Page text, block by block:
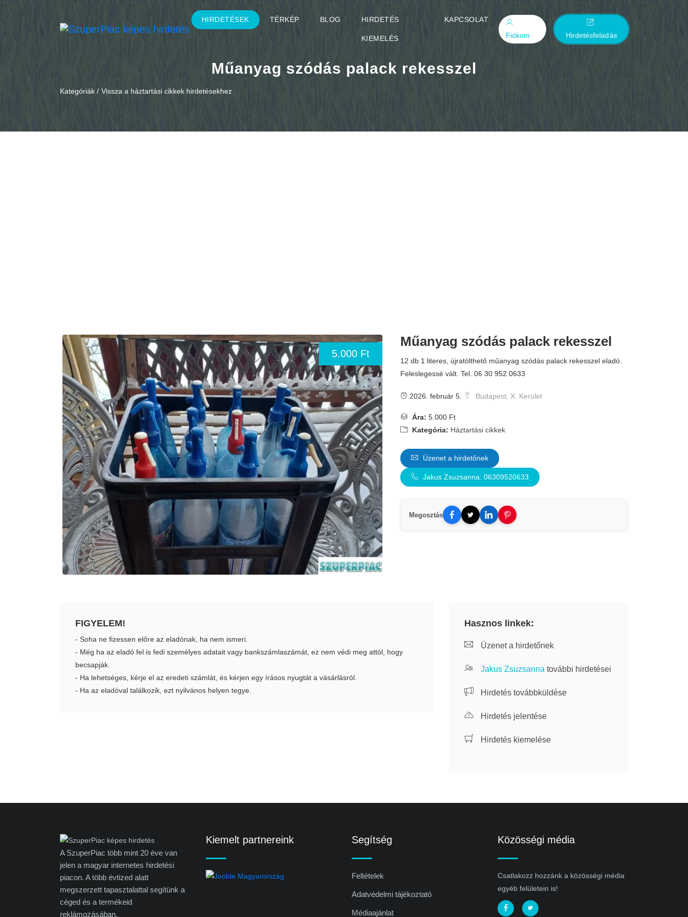
HIRDETÉSEK TÉRKÉP BLOG HIRDETÉS
KIEMELÉS
KAPCSOLAT
Fiókom
Hirdetésfeladás
Műanyag szódás palack rekesszel
Kategóriák / Vissza a háztartási cikkek hirdetésekhez
5.000 Ft
Műanyag szódás palack rekesszel
12 db 1 literes, újratölthető műanyag szódás palack rekesszel eladó.
Feleslegessé vált. Tel. 06 30 952 0633
2026. február 5. Budapest, X. Kerület
Ára: 5.000 Ft
Kategória: Háztartási cikkek
Üzenet a hirdetőnek
Jakus Zsuzsanna: 06309520633
Megosztás
FIGYELEM!
- Soha ne fizessen előre az eladónak, ha nem ismeri.
- Még ha az eladó fel is fedi személyes adatait vagy bankszámlaszámát, ez nem védi meg attól, hogy
becsapják.
- Ha lehetséges, kérje el az eredeti számlát, és kérjen egy írásos nyugtát a vásárlásról.
- Ha az eladóval találkozik, ezt nyilvános helyen tegye.
Hasznos linkek:
Üzenet a hirdetőnek
Jakus Zsuzsanna további hirdetései
Hirdetés továbbküldése
Hirdetés jelentése
Hirdetés kiemelése
A SzuperPiac több mint 20 éve van
jelen a magyar internetes hirdetési
piacon. A több évtized alatt
megszerzett tapasztalattal segítünk a
céged és a termékeid
reklámozásában.
Kiemelt partnereink Segítség
Feltételek
Adatvédelmi tájékoztató
Médiaajánlat
Közösségi média
Csatlakozz hozzánk a közösségi média
egyéb felületein is!